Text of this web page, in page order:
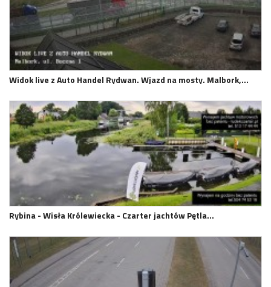
Widok live z Auto Handel Rydwan. Wjazd na mosty. Malbork,…
Rybina - Wisła Królewiecka - Czarter jachtów Pętla…